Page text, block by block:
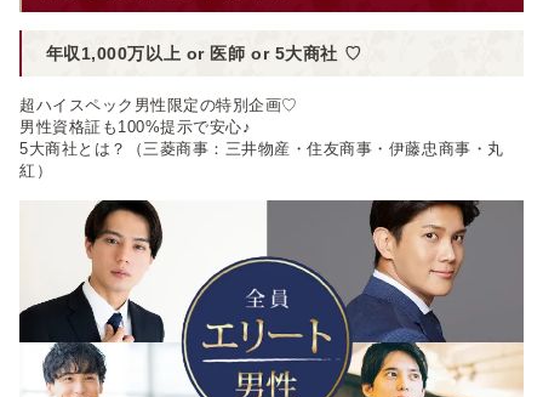
年収1,000万以上 or 医師 or 5大商社 ♡
超ハイスペック男性限定の特別企画♡
男性資格証も100%提示で安心♪
5大商社とは？（三菱商事：三井物産・住友商事・伊藤忠商事・丸
紅）